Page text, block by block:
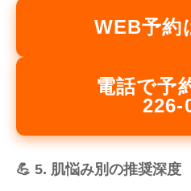
WEB予約
電話で予
226-
💪 5. 肌悩み別の推奨深度